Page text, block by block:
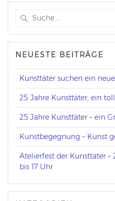
Suchen
nach:
NEUESTE BEITRÄGE
Kunsttäter suchen ein
25 Jahre Kunsttäter, ein
25 Jahre Kunsttäter – ein
Kunstbegegnung – Kunst
Atelierfest der Kunsttäter –
bis 17 Uhr